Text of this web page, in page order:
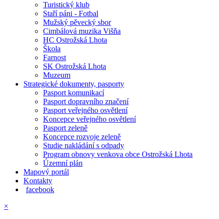
Turistický klub
Staří páni - Fotbal
Mužský pěvecký sbor
Cimbálová muzika Višňa
HC Ostrožská Lhota
Škola
Farnost
SK Ostrožská Lhota
Muzeum
Strategické dokumenty, pasporty
Pasport komunikací
Pasport dopravního značení
Pasport veřejného osvětlení
Koncepce veřejného osvětlení
Pasport zeleně
Koncepce rozvoje zeleně
Studie nakládání s odpady
Program obnovy venkova obce Ostrožská Lhota
Územní plán
Mapový portál
Kontakty
facebook
×